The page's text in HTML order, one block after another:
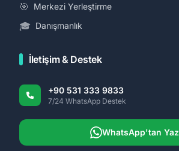
🎯 Merkezi Yerleştirme
🎓 Danışmanlık
İletişim & Destek
+90 531 333 9833
7/24 WhatsApp Destek
WhatsApp'tan Yaz